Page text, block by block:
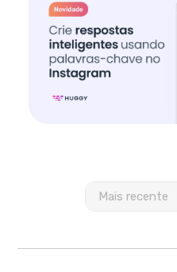
Mais recente